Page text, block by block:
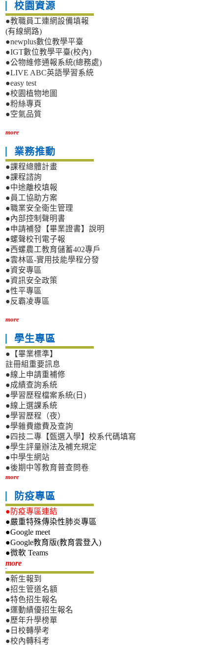
校園資源
●教職員工連網設備填報
(有線網路)
●newplus數位教學平臺
●IGT數位教學平臺(校內)
●公物維修通報系統(總務處)
●LIVE ABC英語學習系統
●easy test
●校園植物地圖
●粉絲專頁
●空氣品質
more
業務推動
●課程總體計畫
●課程諮詢
●中途離校填報
●員工協助方案
●職業安全衛生管理
●內部控制聲明書
●申請補發【畢業證書】說明
●螺聲校刊電子報
●西螺農工教育儲蓄402專戶
●雲林區-實用技能學程分發
●資安專區
●資訊安全政策
●性平專區
●反霸凌專區
more
學生專區
●【畢業標準】
註冊組重要訊息
●線上申請重補修
●成績查詢系統
●學習歷程檔案系統(日)
●線上選課系統
●學習歷程（夜）
●學雜費繳費及查詢
●四技二專【甄選入學】校系代碼填寫
●學生評量辦法及補充規定
●中學生網站
●後期中等教育普查問卷
more
防疫專區
●防疫專區連結
●嚴重特殊傳染性肺炎專區
●Google meet
●Google教育版(教育雲登入)
●微軟 Teams
more新生專區
●新生報到
●招生管道名額
●特色招生報名
●運動績優招生報名
●歷年升學榜單
●日校轉學考
●校內轉科考